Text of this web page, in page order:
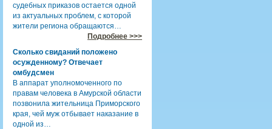
судебных приказов остается одной
из актуальных проблем, с которой
жители региона обращаются…
Подробнее >>>
Сколько свиданий положено
осужденному? Отвечает
омбудсмен
В аппарат уполномоченного по
правам человека в Амурской области
позвонила жительница Приморского
края, чей муж отбывает наказание в
одной из…